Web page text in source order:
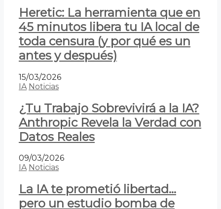
Heretic: La herramienta que en
45 minutos libera tu IA local de
toda censura (y por qué es un
antes y después)
15/03/2026
IA Noticias
¿Tu Trabajo Sobrevivirá a la IA?
Anthropic Revela la Verdad con
Datos Reales
09/03/2026
IA Noticias
La IA te prometió libertad…
pero un estudio bomba de